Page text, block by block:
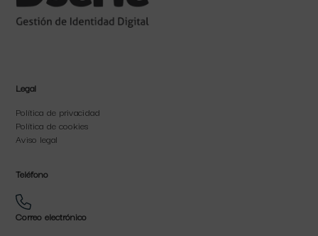
Legal
Política de privacidad
Política de cookies
Aviso legal
Teléfono
Correo electrónico